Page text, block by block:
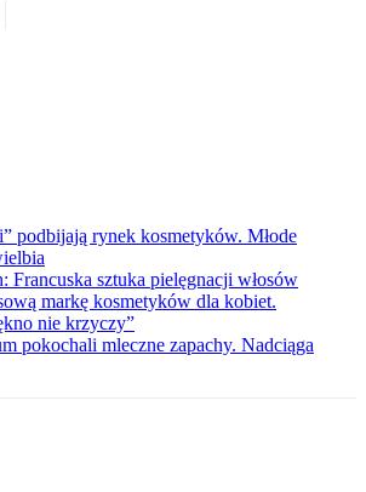
podbijają rynek kosmetyków. Młode
Francuska sztuka pielęgnacji włosów
markę kosmetyków dla kobiet.
nie krzyczy”
pokochali mleczne zapachy. Nadciąga